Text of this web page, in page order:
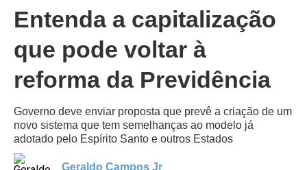
Entenda a capitalização
que pode voltar à
reforma da Previdência
Governo deve enviar proposta que prevê a criação de um
novo sistema que tem semelhanças ao modelo já
adotado pelo Espírito Santo e outros Estados
Geraldo Campos Jr